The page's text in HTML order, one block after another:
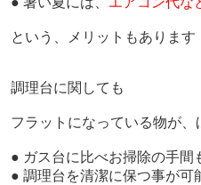
という、メリットもあります
調理台に関しても
フラットになっている物が、
● ガス台に比べお掃除の手間
● 調理台を清潔に保つ事が可